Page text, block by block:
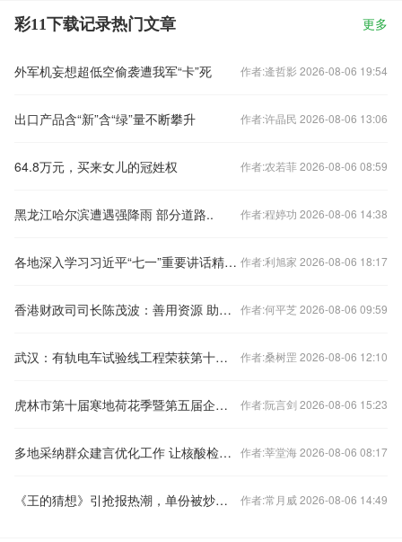
彩11下载记录热门文章 更多
外军机妄想超低空偷袭遭我军“卡”死 作者:逄哲影 2026-08-06 19:54
出口产品含“新”含“绿”量不断攀升 作者:许晶民 2026-08-06 13:06
64.8万元，买来女儿的冠姓权 作者:农若菲 2026-08-06 08:59
黑龙江哈尔滨遭遇强降雨 部分道路.. 作者:程婷功 2026-08-06 14:38
各地深入学习习近平“七一”重要讲话精神：守民心办实事，赶考之路开新篇 作者:利旭家 2026-08-06 18:17
香港财政司司长陈茂波：善用资源 助力香港高质量提速发展 作者:何平芝 2026-08-06 09:59
武汉：有轨电车试验线工程荣获第十八届中国土木工程詹天佑奖 作者:桑树罡 2026-08-06 12:10
虎林市第十届寒地荷花季暨第五届企业家交流周启幕 作者:阮言剑 2026-08-06 15:23
多地采纳群众建言优化工作 让核酸检测更便民 作者:莘堂海 2026-08-06 08:17
《王的猜想》引抢报热潮，单份被炒至60元！报社急电：印刷机已“全速冒烟” 作者:常月威 2026-08-06 14:49